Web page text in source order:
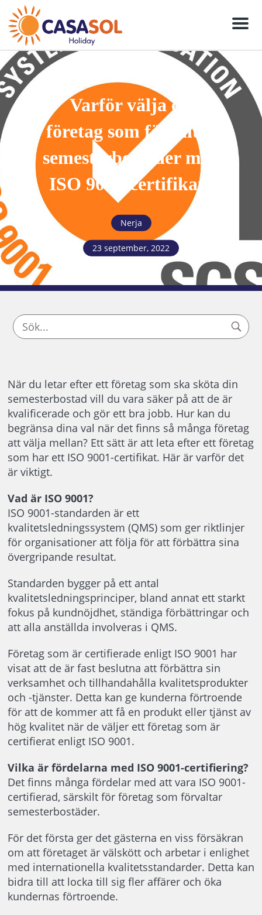
Meny
Varför välja ett
företag som förvaltar
semesterbostäder med
ISO 9001-certifikat?
Nerja
23 september, 2022
När du letar efter ett företag som ska sköta din
semesterbostad vill du vara säker på att de är
kvalificerade och gör ett bra jobb. Hur kan du
begränsa dina val när det finns så många företag
att välja mellan? Ett sätt är att leta efter ett företag
som har ett ISO 9001-certifikat. Här är varför det
är viktigt.
Vad är ISO 9001?
ISO 9001-standarden är ett
kvalitetsledningssystem (QMS) som ger riktlinjer
för organisationer att följa för att förbättra sina
övergripande resultat.
Standarden bygger på ett antal
kvalitetsledningsprinciper, bland annat ett starkt
fokus på kundnöjdhet, ständiga förbättringar och
att alla anställda involveras i QMS.
Företag som är certifierade enligt ISO 9001 har
visat att de är fast beslutna att förbättra sin
verksamhet och tillhandahålla kvalitetsprodukter
och -tjänster. Detta kan ge kunderna förtroende
för att de kommer att få en produkt eller tjänst av
hög kvalitet när de väljer ett företag som är
certifierat enligt ISO 9001.
Vilka är fördelarna med ISO 9001-certifiering?
Det finns många fördelar med att vara ISO 9001-
certifierad, särskilt för företag som förvaltar
semesterbostäder.
För det första ger det gästerna en viss försäkran
om att företaget är välskött och arbetar i enlighet
med internationella kvalitetsstandarder. Detta kan
bidra till att locka till sig fler affärer och öka
kundernas förtroende.